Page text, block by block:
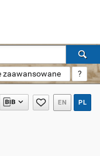
zaawansowane ?
EN PL